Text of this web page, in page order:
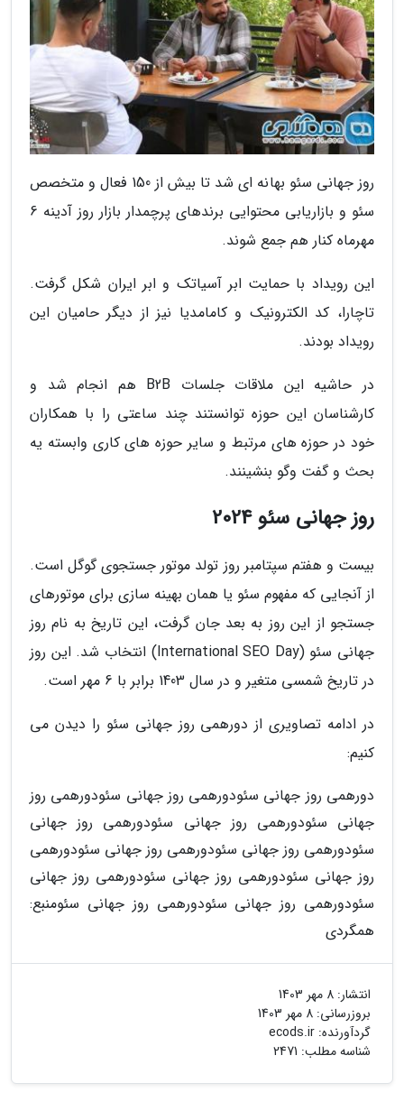
روز جهانی سئو بهانه ای شد تا بیش از 150 فعال و متخصص
سئو و بازاریابی محتوایی برندهای پرچمدار بازار روز آدینه 6
مهرماه کنار هم جمع شوند.
این رویداد با حمایت ابر آسیاتک و ابر ایران شکل گرفت.
تاچارا، کد الکترونیک و کامامدیا نیز از دیگر حامیان این
رویداد بودند.
در حاشیه این ملاقات جلسات B2B هم انجام شد و
کارشناسان این حوزه توانستند چند ساعتی را با همکاران
خود در حوزه های مرتبط و سایر حوزه های کاری وابسته یه
بحث و گفت وگو بنشینند.
روز جهانی سئو 2024
بیست و هفتم سپتامبر روز تولد موتور جستجوی گوگل است.
از آنجایی که مفهوم سئو یا همان بهینه سازی برای موتورهای
جستجو از این روز به بعد جان گرفت، این تاریخ به نام روز
جهانی سئو (International SEO Day) انتخاب شد. این روز
در تاریخ شمسی متغیر و در سال 1403 برابر با 6 مهر است.
در ادامه تصاویری از دورهمی روز جهانی سئو را دیدن می
کنیم:
دورهمی روز جهانی سئودورهمی روز جهانی سئودورهمی روز
جهانی سئودورهمی روز جهانی سئودورهمی روز جهانی
سئودورهمی روز جهانی سئودورهمی روز جهانی سئودورهمی
روز جهانی سئودورهمی روز جهانی سئودورهمی روز جهانی
سئودورهمی روز جهانی سئودورهمی روز جهانی سئومنبع:
همگردی
انتشار: 8 مهر 1403
بروزرسانی: 8 مهر 1403
گردآورنده: ecods.ir
شناسه مطلب: 2471